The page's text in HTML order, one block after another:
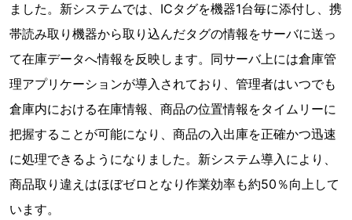
ました。新システムでは、ICタグを機器1台毎に添付し、携
帯読み取り機器から取り込んだタグの情報をサーバに送っ
て在庫データへ情報を反映します。同サーバ上には倉庫管
理アプリケーションが導入されており、管理者はいつでも
倉庫内における在庫情報、商品の位置情報をタイムリーに
把握することが可能になり、商品の入出庫を正確かつ迅速
に処理できるようになりました。新システム導入により、
商品取り違えはほぼゼロとなり作業効率も約50％向上して
います。